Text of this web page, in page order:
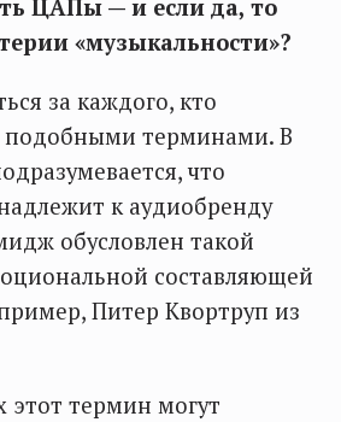
ЦАПы — и если да, то
«музыкальности»?
за каждого, кто
подобными терминами. В
что
к аудиобренду
обусловлен такой
составляющей
Питер Квортруп из
этот термин могут